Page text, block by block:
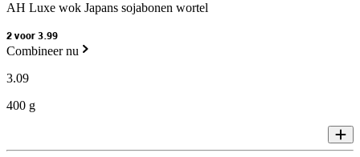
AH Luxe wok Japans sojabonen wortel
2 voor 3.99
Combineer nu
3.09
400 g